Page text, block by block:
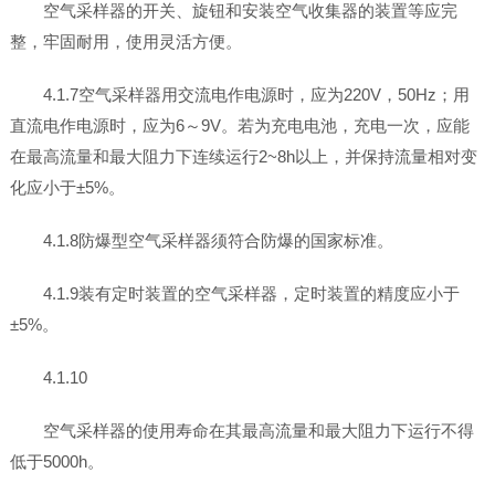
空气采样器的开关、旋钮和安装空气收集器的装置等应完
整，牢固耐用，使用灵活方便。
4.1.7空气采样器用交流电作电源时，应为220V，50Hz；用
直流电作电源时，应为6～9V。若为充电电池，充电一次，应能
在最高流量和最大阻力下连续运行2~8h以上，并保持流量相对变
化应小于±5%。
4.1.8防爆型空气采样器须符合防爆的国家标准。
4.1.9装有定时装置的空气采样器，定时装置的精度应小于
±5%。
4.1.10
空气采样器的使用寿命在其最高流量和最大阻力下运行不得
低于5000h。